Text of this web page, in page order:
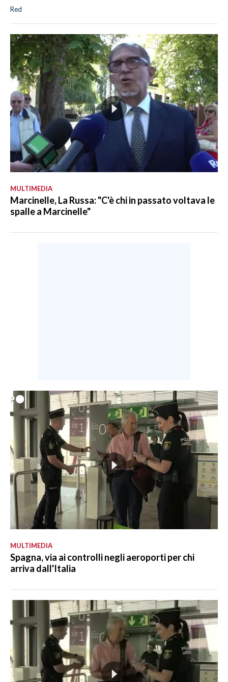
Red
MULTIMEDIA
Marcinelle, La Russa: "C'è chi in passato voltava le
spalle a Marcinelle"
MULTIMEDIA
Spagna, via ai controlli negli aeroporti per chi
arriva dall'Italia